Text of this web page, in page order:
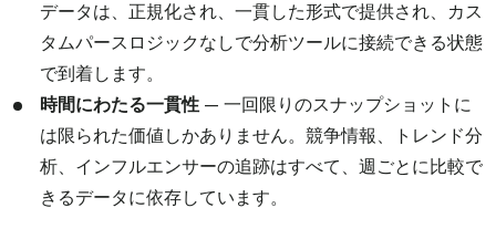
データは、正規化され、一貫した形式で提供され、カス
タムパースロジックなしで分析ツールに接続できる状態
で到着します。
時間にわたる一貫性— 一回限りのスナップショットに
は限られた価値しかありません。競争情報、トレンド分
析、インフルエンサーの追跡はすべて、週ごとに比較で
きるデータに依存しています。